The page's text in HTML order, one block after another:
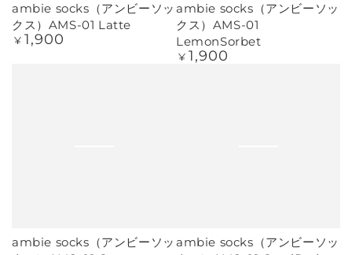
ambie socks（アンビーソッ
クス）AMS-01 Latte
定
¥ 1,900
ambie socks（アンビーソッ
クス）AMS-01
LemonSorbet
定
¥ 1,900
ambie socks（アンビーソッ ambie socks（アンビーソッ